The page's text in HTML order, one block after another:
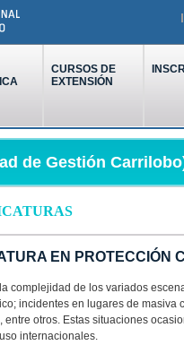
CURSOS DE
EXTENSIÓN
de Gestión
EN PROTECCIÓN
complejidad de los variados
incidentes en lugares de
otros. Estas situaciones
internacionales.